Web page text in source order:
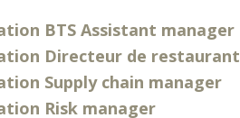
BTS Assistant manager
Directeur de restaurant
Supply chain manager
Risk manager